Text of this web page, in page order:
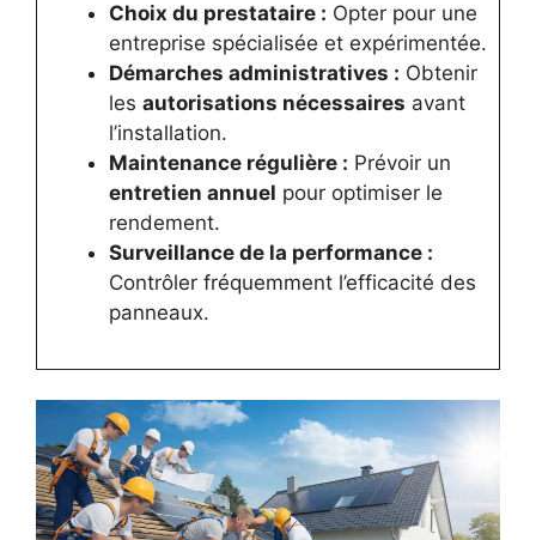
Choix du prestataire : Opter pour une
entreprise spécialisée et expérimentée.
Démarches administratives : Obtenir
les autorisations nécessaires avant
l’installation.
Maintenance régulière : Prévoir un
entretien annuel pour optimiser le
rendement.
Surveillance de la performance :
Contrôler fréquemment l’efficacité des
panneaux.